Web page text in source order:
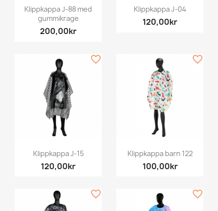
Klippkappa J-88 med
gummikrage
200,00kr
Klippkappa J-04
120,00kr
Klippkappa J-15
120,00kr
favorite_border
Klippkappa barn 122
100,00kr
favorite_border
favorite_border favorite_border